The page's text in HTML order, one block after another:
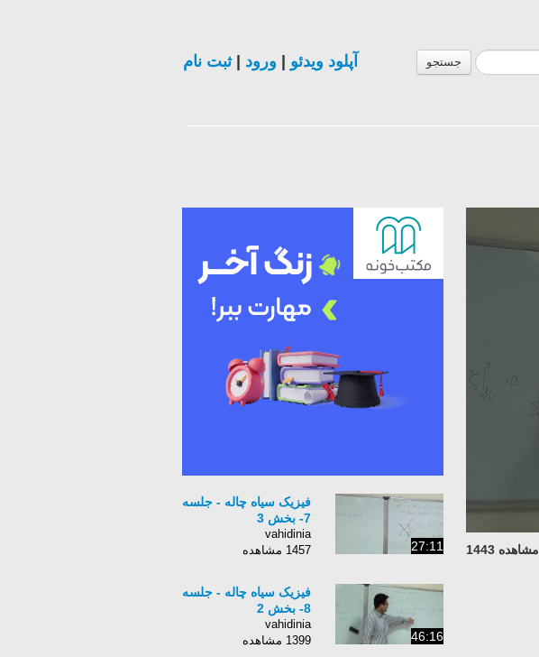
جستجو آپلود ویدئو ورود |ثبت نام
مشاهده 1443 27:11
فیزیک سیاه چاله - جلسه
7- بخش 3
vahidinia
1457 مشاهده
46:16
فیزیک سیاه چاله - جلسه
8- بخش 2
vahidinia
1399 مشاهده